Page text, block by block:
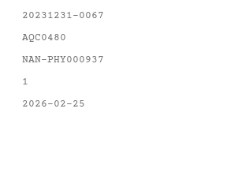
20231231-0067
AQC0480
NAN-PHY000937
1
2026-02-25